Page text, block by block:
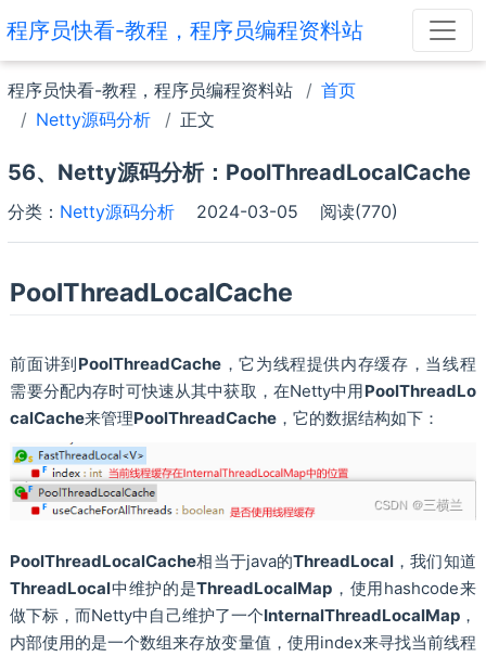
程序员快看-教程，程序员编程资料站
程序员快看-教程，程序员编程资料站
首页
Netty源码分析
正文
56、Netty源码分析：PoolThreadLocalCache
分类： Netty源码分析 2024-03-05 阅读(770)
PoolThreadLocalCache
前面讲到PoolThreadCache，它为线程提供内存缓存，当线程
需要分配内存时可快速从其中获取，在Netty中用PoolThreadLo
calCache来管理PoolThreadCache ，它的数据结构如下：
PoolThreadLocalCache相当于java的ThreadLocal ，我们知道
ThreadLocal中维护的是ThreadLocalMap ，使用hashcode来
做下标，而Netty中自己维护了一个InternalThreadLocalMap，
内部使用的是一个数组来存放变量值，使用index来寻找当前线程